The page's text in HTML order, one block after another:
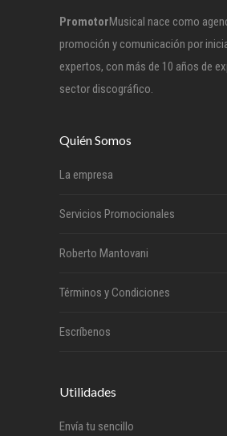
PromotorMusical nace como
promoción y comunicación por
expertos, con más de 10 años de
sector discográfico.
Quién Somos
La empresa
Servicios Promocionales
Roberto Mantovani
Términos y Condiciones
Escríbenos
Utilidades
Envía tu sencillo